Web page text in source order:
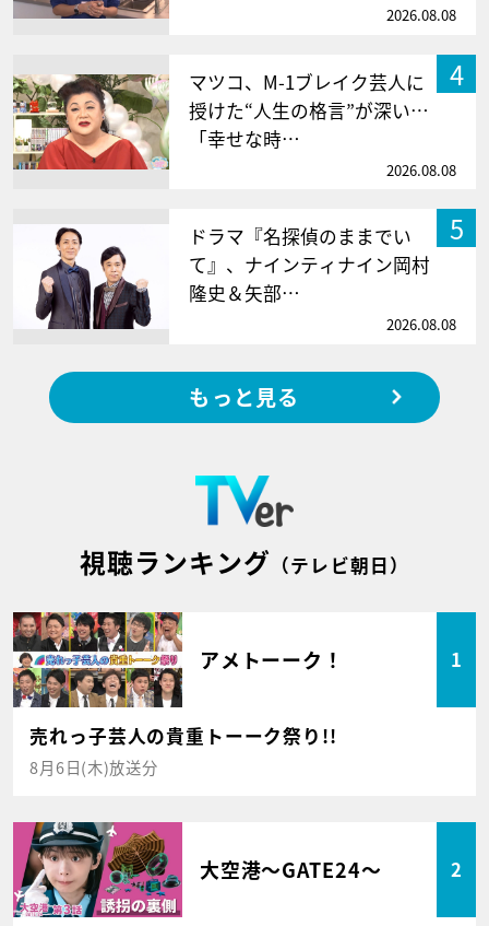
2026.08.08
4
マツコ、M-1ブレイク芸人に
授けた“人生の格言”が深い…
「幸せな時…
2026.08.08
5
ドラマ『名探偵のままでい
て』、ナインティナイン岡村
隆史＆矢部…
2026.08.08
もっと見る
視聴ランキング （テレビ朝日）
アメトーーク！ 1
売れっ子芸人の貴重トーーク祭り!!
8月6日(木)放送分
大空港～GATE24～ 2